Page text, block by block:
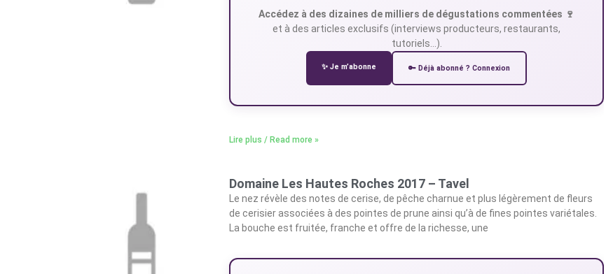
Accédez à des dizaines de milliers de dégustations commentées 🍷
et à des articles exclusifs (interviews producteurs, restaurants,
tutoriels…).
✨ Je m’abonne 🔑 Déjà abonné ? Connexion
Lire plus / Read more »
Domaine Les Hautes Roches 2017 – Tavel
Le nez révèle des notes de cerise, de pêche charnue et plus légèrement de fleurs
de cerisier associées à des pointes de prune ainsi qu’à de fines pointes variétales.
La bouche est fruitée, franche et offre de la richesse, une